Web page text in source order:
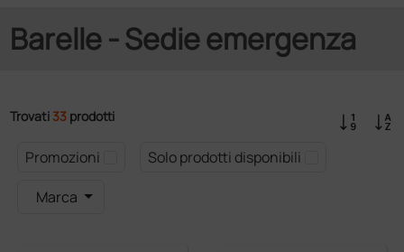
Barelle - Sedie emergenza
Trovati 33 prodotti
Promozioni
Solo prodotti disponibili
Marca